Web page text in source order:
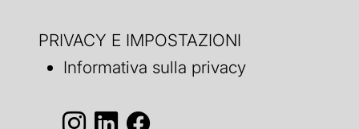
PRIVACY E IMPOSTAZIONI
Informativa sulla privacy